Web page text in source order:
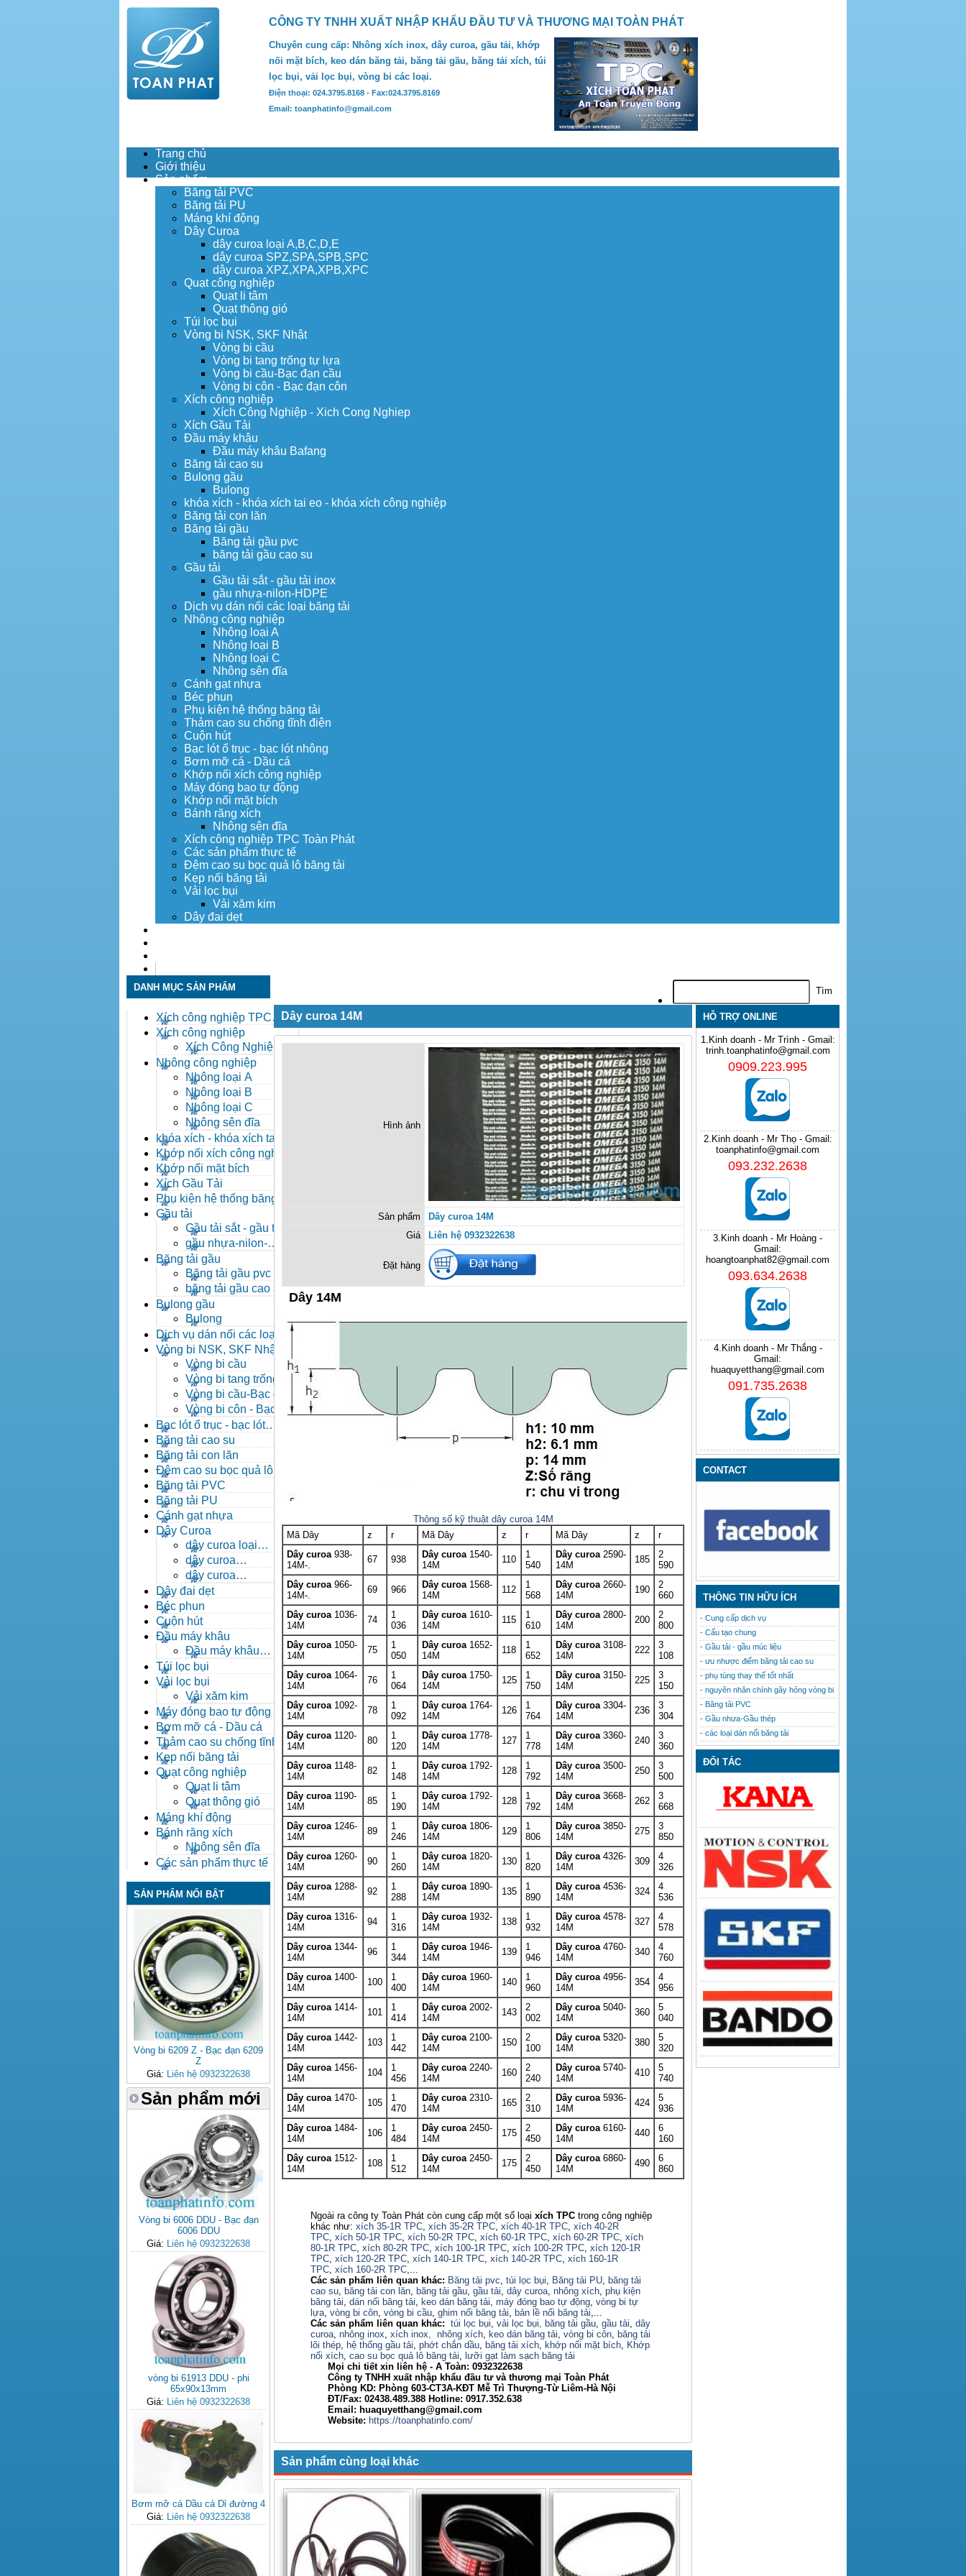
CÔNG TY TNHH XUẤT NHẬP KHẨU ĐẦU TƯ VÀ THƯƠNG MẠI TOÀN PHÁT
Chuyên cung cấp: Nhông xích inox, dây curoa, gầu tải, khớp
nối mặt bích, keo dán băng tải, băng tải gầu, băng tải xích, túi
lọc bụi, vải lọc bụi, vòng bi các loại.
Điện thoại: 024.3795.8168 - Fax:024.3795.8169
Email: toanphatinfo@gmail.com
Trang chủ
Giới thiệu
Sản phẩm
Băng tải PVC
Băng tải PU
Máng khí động
Dây Curoa
dây curoa loại A,B,C,D,E
dây curoa SPZ,SPA,SPB,SPC
dây curoa XPZ,XPA,XPB,XPC
Quạt công nghiệp
Quạt li tâm
Quạt thông gió
Túi lọc bụi
Vòng bi NSK, SKF Nhật
Vòng bi cầu
Vòng bi tang trống tự lựa
Vòng bi cầu-Bạc đạn cầu
Vòng bi côn - Bạc đạn côn
Xích công nghiệp
Xích Công Nghiệp - Xich Cong Nghiep
Xích Gầu Tải
Đầu máy khâu
Đầu máy khâu Bafang
Băng tải cao su
Bulong gầu
Bulong
khóa xích - khóa xích tai eo - khóa xích công nghiệp
Băng tải con lăn
Băng tải gầu
Băng tải gầu pvc
băng tải gầu cao su
Gầu tải
Gầu tải sắt - gầu tải inox
gầu nhựa-nilon-HDPE
Dịch vụ dán nối các loại băng tải
Nhông công nghiệp
Nhông loại A
Nhông loại B
Nhông loại C
Nhông sên đĩa
Cánh gạt nhựa
Béc phun
Phụ kiện hệ thống băng tải
Thảm cao su chống tĩnh điện
Cuộn hút
Bạc lót ổ trục - bạc lót nhông
Bơm mỡ cá - Dầu cá
Khớp nối xích công nghiệp
Máy đóng bao tự động
Khớp nối mặt bích
Bánh răng xích
Nhông sên đĩa
Xích công nghiệp TPC Toàn Phát
Các sản phẩm thực tế
Đệm cao su bọc quả lô băng tải
Kẹp nối băng tải
Vải lọc bụi
Vải xăm kim
Dây đai dẹt
DANH MỤC SẢN PHẨM
Xích công nghiệp TPC
Toàn Phát
Xích công nghiệp
Xích Công Nghiệp -
Xich Cong Nghiep
Nhông công nghiệp
Nhông loại A
Nhông loại B
Nhông loại C
Nhông sên đĩa
khóa xích - khóa xích tai eo
- khóa xích công nghiệp
Khớp nối xích công nghiệp
Khớp nối mặt bích
Xích Gầu Tải
Phụ kiện hệ thống băng tải
Gầu tải
Gầu tải sắt - gầu tải
inox
gầu nhựa-nilon-
HDPE
Băng tải gầu
Băng tải gầu pvc
băng tải gầu cao su
Bulong gầu
Bulong
Dịch vụ dán nối các loại
băng tải
Vòng bi NSK, SKF Nhật
Vòng bi cầu
Vòng bi tang trống tự
lựa
Vòng bi cầu-Bạc đạn
cầu
Vòng bi côn - Bạc
đạn côn
Bạc lót ổ trục - bạc lót
nhông
Băng tải cao su
Băng tải con lăn
Đệm cao su bọc quả lô
băng tải
Băng tải PVC
Băng tải PU
Cánh gạt nhựa
Dây Curoa
dây curoa loại
A,B,C,D,E
dây curoa
SPZ,SPA,SPB,SPC
dây curoa
XPZ,XPA,XPB,XPC
Dây đai dẹt
Béc phun
Cuộn hút
Đầu máy khâu
Đầu máy khâu
Bafang
Túi lọc bụi
Vải lọc bụi
Vải xăm kim
Máy đóng bao tự động
Bơm mỡ cá - Dầu cá
Thảm cao su chống tĩnh
điện
Kẹp nối băng tải
Quạt công nghiệp
Quạt li tâm
Quạt thông gió
Máng khí động
Bánh răng xích
Nhông sên đĩa
Các sản phẩm thực tế
SẢN PHẨM NỔI BẬT
Vòng bi 6209 Z - Bạc đạn 6209
Z
Giá: Liên hệ 0932322638
Sản phẩm mới
Vòng bi 6006 DDU - Bạc đạn
6006 DDU
Giá: Liên hệ 0932322638
vòng bi 61913 DDU - phi
65x90x13mm
Giá: Liên hệ 0932322638
Bơm mỡ cá Dầu cá Dỉ đường 4
Giá: Liên hệ 0932322638
Dây curoa 14M
Hình ảnh
Sản phẩm
Dây curoa 14M
Giá
Liên hệ 0932322638
Đặt hàng
Dây 14M
Thông số kỹ thuật dây curoa 14M
Mã Dây
z r Mã Dây z r Mã Dây z
r
Dây curoa 938-
14M-.
67 938 Dây curoa 1540-
14M
110
1
540
Dây curoa 2590-
14M
185
2
590
Dây curoa 966-
14M-.
69 966 Dây curoa 1568-
14M
112
1
568
Dây curoa 2660-
14M
190
2
660
Dây curoa 1036-
14M
74
1
036
Dây curoa 1610-
14M
115
1
610
Dây curoa 2800-
14M
200
2
800
Dây curoa 1050-
14M
75
1
050
Dây curoa 1652-
14M
118
1
652
Dây curoa 3108-
14M
222
3
108
Dây curoa 1064-
14M
76
1
064
Dây curoa 1750-
14M
125
1
750
Dây curoa 3150-
14M
225
3
150
Dây curoa 1092-
14M
78
1
092
Dây curoa 1764-
14M
126
1
764
Dây curoa 3304-
14M
236
3
304
Dây curoa 1120-
14M
80
1
120
Dây curoa 1778-
14M
127
1
778
Dây curoa 3360-
14M
240
3
360
Dây curoa 1148-
14M
82
1
148
Dây curoa 1792-
14M
128
1
792
Dây curoa 3500-
14M
250
3
500
Dây curoa 1190-
14M
85
1
190
Dây curoa 1792-
14M
128
1
792
Dây curoa 3668-
14M
262
3
668
Dây curoa 1246-
14M
89
1
246
Dây curoa 1806-
14M
129
1
806
Dây curoa 3850-
14M
275
3
850
Dây curoa 1260-
14M
90
1
260
Dây curoa 1820-
14M
130
1
820
Dây curoa 4326-
14M
309
4
326
Dây curoa 1288-
14M
92
1
288
Dây curoa 1890-
14M
135
1
890
Dây curoa 4536-
14M
324
4
536
Dây curoa 1316-
14M
94
1
316
Dây curoa 1932-
14M
138
1
932
Dây curoa 4578-
14M
327
4
578
Dây curoa 1344-
14M
96
1
344
Dây curoa 1946-
14M
139
1
946
Dây curoa 4760-
14M
340
4
760
Dây curoa 1400-
14M
100
1
400
Dây curoa 1960-
14M
140
1
960
Dây curoa 4956-
14M
354
4
956
Dây curoa 1414-
14M
101
1
414
Dây curoa 2002-
14M
143
2
002
Dây curoa 5040-
14M
360
5
040
Dây curoa 1442-
14M
103
1
442
Dây curoa 2100-
14M
150
2
100
Dây curoa 5320-
14M
380
5
320
Dây curoa 1456-
14M
104
1
456
Dây curoa 2240-
14M
160
2
240
Dây curoa 5740-
14M
410
5
740
Dây curoa 1470-
14M
105
1
470
Dây curoa 2310-
14M
165
2
310
Dây curoa 5936-
14M
424
5
936
Dây curoa 1484-
14M
106
1
484
Dây curoa 2450-
14M
175
2
450
Dây curoa 6160-
14M
440
6
160
Dây curoa 1512-
14M
108
1
512
Dây curoa 2450-
14M
175
2
450
Dây curoa 6860-
14M
490
6
860
Ngoài ra công ty Toàn Phát còn cung cấp một số loại xích TPC trong công nghiệp
khác như: xích 35-1R TPC, xích 35-2R TPC, xích 40-1R TPC, xích 40-2R
TPC, xích 50-1R TPC, xích 50-2R TPC, xích 60-1R TPC, xích 60-2R TPC, xích
80-1R TPC, xích 80-2R TPC, xích 100-1R TPC, xích 100-2R TPC, xích 120-1R
TPC, xích 120-2R TPC, xích 140-1R TPC, xích 140-2R TPC, xích 160-1R
TPC, xích 160-2R TPC,...
Các sản phẩm liên quan khác: Băng tải pvc, túi lọc bụi, Băng tải PU, băng tải
cao su, băng tải con lăn, băng tải gầu, gầu tải, dây curoa, nhông xích, phụ kiện
băng tải, dán nối băng tải, keo dán băng tải, máy đóng bao tự động, vòng bi tự
lựa, vòng bi côn, vòng bi cầu, ghim nối băng tải, bản lề nối băng tải,...
Các sản phẩm liên quan khác: túi lọc bụi, vải lọc bụi, băng tải gầu, gầu tải, dây
curoa, nhông inox, xích inox, nhông xích, keo dán băng tải, vòng bi côn, băng tải
lõi thép, hệ thống gầu tải, phớt chắn dầu, băng tải xích, khớp nối mặt bích, Khớp
nối xích, cao su bọc quả lô băng tải, lưỡi gạt làm sạch băng tải
Mọi chi tiết xin liên hệ - A Toàn: 0932322638
Công ty TNHH xuất nhập khẩu đầu tư và thương mại Toàn Phát
Phòng KD: Phòng 603-CT3A-KĐT Mễ Trì Thượng-Từ Liêm-Hà Nội
ĐT/Fax: 02438.489.388 Hotline: 0917.352.638
Email: huaquyetthang@gmail.com
Website: https://toanphatinfo.com/
Sản phẩm cùng loại khác
HỖ TRỢ ONLINE
1.Kinh doanh - Mr Trình - Gmail:
trinh.toanphatinfo@gmail.com
0909.223.995
2.Kinh doanh - Mr Thọ - Gmail:
toanphatinfo@gmail.com
093.232.2638
3.Kinh doanh - Mr Hoàng -
Gmail:
hoangtoanphat82@gmail.com
093.634.2638
4.Kinh doanh - Mr Thắng -
Gmail:
huaquyetthang@gmail.com
091.735.2638
CONTACT
THÔNG TIN HỮU ÍCH
- Cung cấp dịch vụ
- Cấu tạo chung
- Gầu tải - gầu múc liệu
- ưu nhược điểm băng tải cao su
- phụ tùng thay thế tốt nhất
- nguyên nhân chính gây hỏng vòng bi
- Băng tải PVC
- Gầu nhưa-Gầu thép
- các loại dán nối băng tải
ĐỐI TÁC